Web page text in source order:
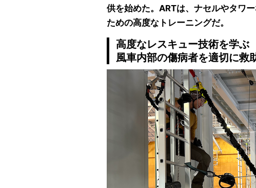
供を始めた。ARTは、ナセルやタワ
ための高度なトレーニングだ。
高度なレスキュー技術を学ぶ
風車内部の傷病者を適切に救